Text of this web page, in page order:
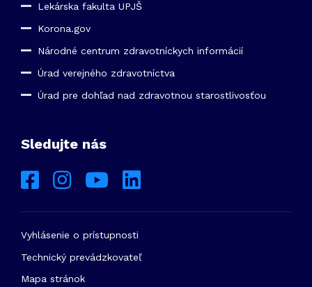
Lekárska fakulta UPJŠ
Korona.gov
Národné centrum zdravotníckych informácií
Úrad verejného zdravotníctva
Úrad pre dohľad nad zdravotnou starostlivosťou
Sledujte nás
Vyhlásenie o prístupnosti
Technický prevádzkovateľ
Mapa stránok